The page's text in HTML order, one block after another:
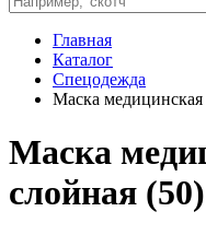
Главная
Каталог
Спецодежда
Маска медицинская
Маска
слойная (50)